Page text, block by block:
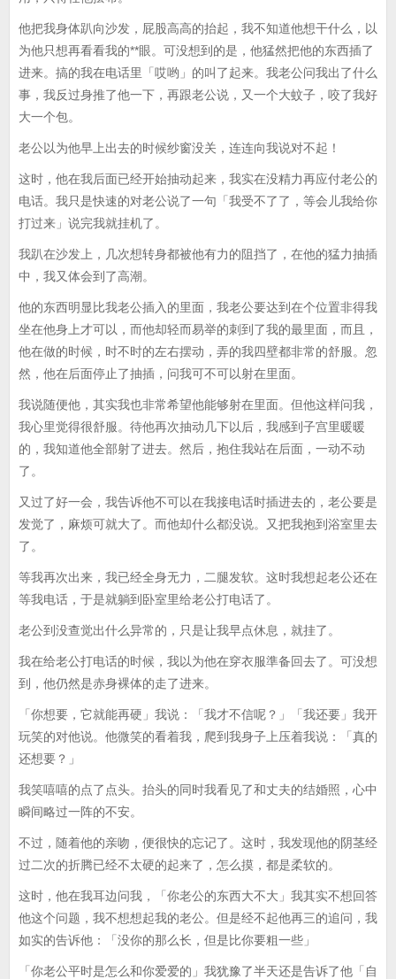
他把我身体趴向沙发，屁股高高的抬起，我不知道他想干什么，以
为他只想再看看我的**眼。可没想到的是，他猛然把他的东西插了
进来。搞的我在电话里「哎哟」的叫了起来。我老公问我出了什么
事，我反过身推了他一下，再跟老公说，又一个大蚊子，咬了我好
大一个包。
老公以为他早上出去的时候纱窗没关，连连向我说对不起！
这时，他在我后面已经开始抽动起来，我实在没精力再应付老公的
电话。我只是快速的对老公说了一句「我受不了了，等会儿我给你
打过来」说完我就挂机了。
我趴在沙发上，几次想转身都被他有力的阻挡了，在他的猛力抽插
中，我又体会到了高潮。
他的东西明显比我老公插入的里面，我老公要达到在个位置非得我
坐在他身上才可以，而他却轻而易举的刺到了我的最里面，而且，
他在做的时候，时不时的左右摆动，弄的我四壁都非常的舒服。忽
然，他在后面停止了抽插，问我可不可以射在里面。
我说随便他，其实我也非常希望他能够射在里面。但他这样问我，
我心里觉得很舒服。待他再次抽动几下以后，我感到子宫里暖暖
的，我知道他全部射了进去。然后，抱住我站在后面，一动不动
了。
又过了好一会，我告诉他不可以在我接电话时插进去的，老公要是
发觉了，麻烦可就大了。而他却什么都没说。又把我抱到浴室里去
了。
等我再次出来，我已经全身无力，二腿发软。这时我想起老公还在
等我电话，于是就躺到卧室里给老公打电话了。
老公到没查觉出什么异常的，只是让我早点休息，就挂了。
我在给老公打电话的时候，我以为他在穿衣服準备回去了。可没想
到，他仍然是赤身裸体的走了进来。
「你想要，它就能再硬」我说：「我才不信呢？」「我还要」我开
玩笑的对他说。他微笑的看着我，爬到我身子上压着我说：「真的
还想要？」
我笑嘻嘻的点了点头。抬头的同时我看见了和丈夫的结婚照，心中
瞬间略过一阵的不安。
不过，随着他的亲吻，便很快的忘记了。这时，我发现他的阴茎经
过二次的折腾已经不太硬的起来了，怎么摸，都是柔软的。
这时，他在我耳边问我，「你老公的东西大不大」我其实不想回答
他这个问题，我不想想起我的老公。但是经不起他再三的追问，我
如实的告诉他：「没你的那么长，但是比你要粗一些」
「你老公平时是怎么和你爱爱的」我犹豫了半天还是告诉了他「自